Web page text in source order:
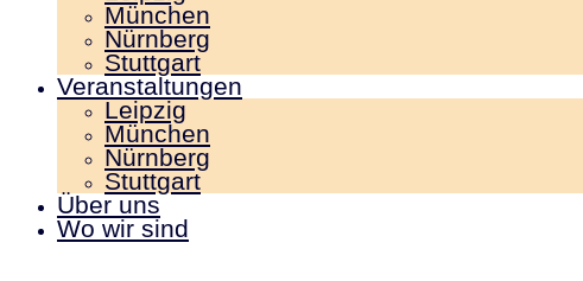
München
Nürnberg
Stuttgart
Veranstaltungen
Leipzig
München
Nürnberg
Stuttgart
Über uns
Wo wir sind